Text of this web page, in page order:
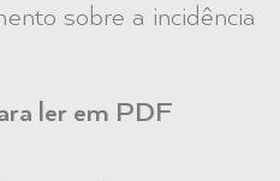
sobre a incidência
ler em PDF